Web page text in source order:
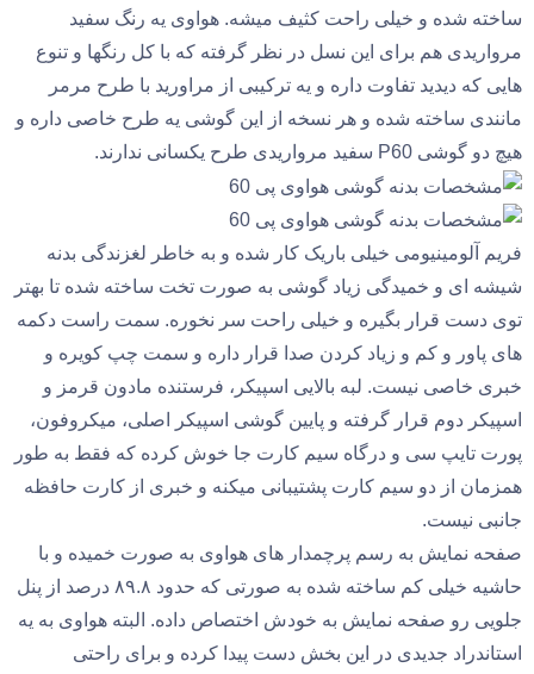
ساخته شده و خیلی راحت کثیف میشه. هواوی یه رنگ سفید
مرواریدی هم برای این نسل در نظر گرفته که با کل رنگها و تنوع
هایی که دیدید تفاوت داره و یه ترکیبی از مراورید با طرح مرمر
مانندی ساخته شده و هر نسخه از این گوشی یه طرح خاصی داره و
هیچ دو گوشی P60 سفید مرواریدی طرح یکسانی ندارند.
فریم آلومینیومی خیلی باریک کار شده و به خاطر لغزندگی بدنه
شیشه ای و خمیدگی زیاد گوشی به صورت تخت ساخته شده تا بهتر
توی دست قرار بگیره و خیلی راحت سر نخوره. سمت راست دکمه
های پاور و کم و زیاد کردن صدا قرار داره و سمت چپ کویره و
خبری خاصی نیست. لبه بالایی اسپیکر، فرستنده مادون قرمز و
اسپیکر دوم قرار گرفته و پایین گوشی اسپیکر اصلی، میکروفون،
پورت تایپ سی و درگاه سیم کارت جا خوش کرده که فقط به طور
همزمان از دو سیم کارت پشتیبانی میکنه و خبری از کارت حافظه
جانبی نیست.
صفحه نمایش به رسم پرچمدار های هواوی به صورت خمیده و با
حاشیه خیلی کم ساخته شده به صورتی که حدود ۸۹.۸ درصد از پنل
جلویی رو صفحه نمایش به خودش اختصاص داده. البته هواوی به یه
استاندراد جدیدی در این بخش دست پیدا کرده و برای راحتی